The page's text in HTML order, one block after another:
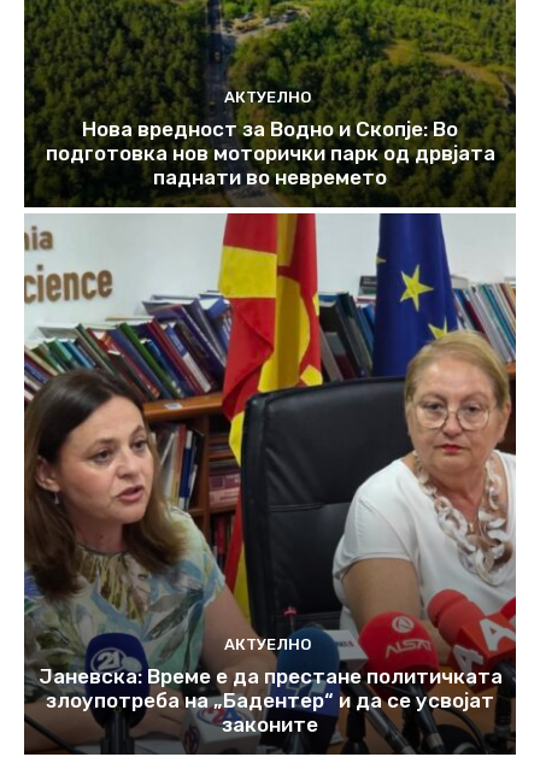
АКТУЕЛНО
Нова вредност за Водно и Скопје: Во
подготовка нов моторички парк од дрвјата
паднати во невремето
АКТУЕЛНО
Јаневска: Време е да престане политичката
злоупотреба на „Бадентер“ и да се усвојат
законите